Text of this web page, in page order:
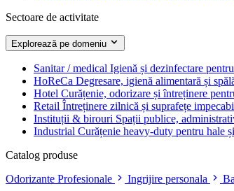
Sectoare de activitate
Explorează pe domeniu
Sanitar / medical Igienă și dezinfectare
HoReCa Degresare, igienă alimentară și
Hotel Curățenie, odorizare și întreținere
Retail Întreținere zilnică și suprafețe
Instituții & birouri Spații publice,
Industrial Curățenie heavy-duty pentru hale
Catalog produse
Odorizante Profesionale
Ingrijire personala